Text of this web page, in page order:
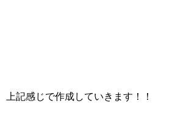
上記感じで作成していきます！！